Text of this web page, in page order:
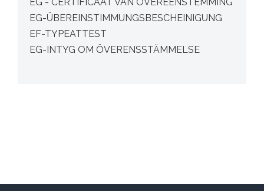
EG-ÜBEREINSTIMMUNGSBESCHEINIGUNG
EF-TYPEATTEST
EG-INTYG OM ÖVERENSSTÄMMELSE